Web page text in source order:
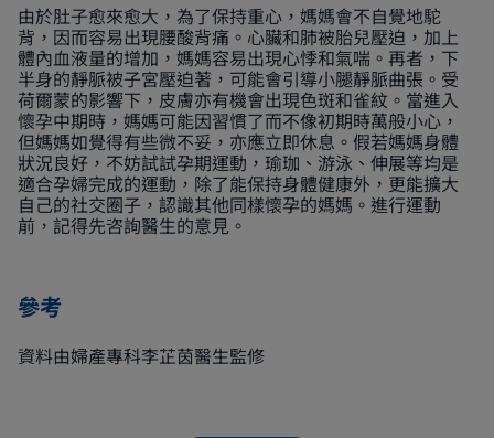
由於肚子愈來愈大，為了保持重心，媽媽會不自覺地駝
背，因而容易出現腰酸背痛。心臟和肺被胎兒壓迫，加上
體內血液量的增加，媽媽容易出現心悸和氣喘。再者，下
半身的靜脈被子宮壓迫著，可能會引導小腿靜脈曲張。受
荷爾蒙的影響下，皮膚亦有機會出現色斑和雀紋。當進入
懷孕中期時，媽媽可能因習慣了而不像初期時萬般小心，
但媽媽如覺得有些微不妥，亦應立即休息。假若媽媽身體
狀況良好，不妨試試孕期運動，瑜珈、游泳、伸展等均是
適合孕婦完成的運動，除了能保持身體健康外，更能擴大
自己的社交圈子，認識其他同樣懷孕的媽媽。進行運動
前，記得先咨詢醫生的意見。
參考
資料由婦產專科李芷茵醫生監修